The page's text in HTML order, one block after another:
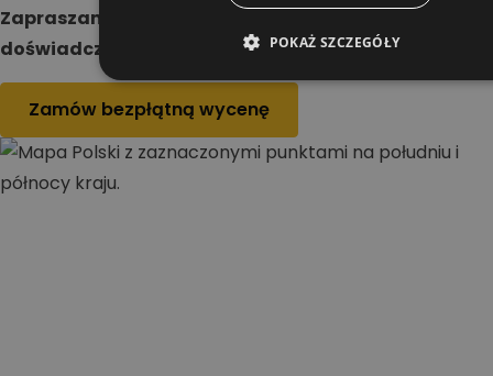
Zapraszamy do kontaktu i realizacji projektu z
doświadczonym wykonawcą.
Zamów bezpłątną wycenę
POKAŻ SZCZEGÓŁY